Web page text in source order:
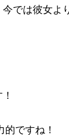
では彼女よ
ですね！